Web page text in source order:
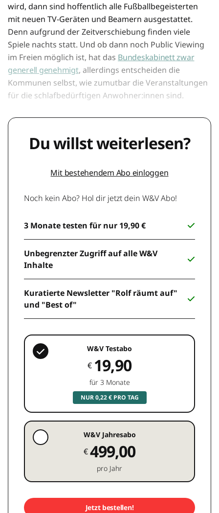
wird, dann sind hoffentlich alle Fußballbegeisterten
mit neuen TV-Geräten und Beamern ausgestattet.
Denn aufgrund der Zeitverschiebung finden viele
Spiele nachts statt. Und ob dann noch Public Viewing
im Freien möglich ist, hat das Bundeskabinett zwar
generell genehmigt, allerdings entscheiden die
Kommunen selbst, wie zumutbar die Veranstaltungen
für die schlafbedürftigen Anwohner:innen sind.
Du willst weiterlesen?
Mit bestehendem Abo einloggen
Noch kein Abo? Hol dir jetzt dein W&V Abo!
3 Monate testen für nur 19,90 €
Unbegrenzter Zugriff auf alle W&V
Inhalte
Kuratierte Newsletter "Rolf räumt auf"
und "Best of"
W&V Testabo
€ 19,90
für 3 Monate
NUR 0,22 € PRO TAG
W&V Jahresabo
€499,00
pro Jahr
Jetzt bestellen!